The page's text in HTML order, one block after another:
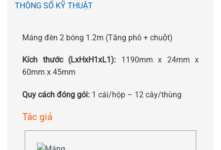
THÔNG SỐ KỸ THUẬT
Máng đèn 2 bóng 1.2m (Tăng phô + chuột)
Kích thước (LxHxH1xL1): 1190mm x 24mm x
60mm x 45mm
Quy cách đóng gói: 1 cái/hộp – 12 cây/thùng
Tác giả